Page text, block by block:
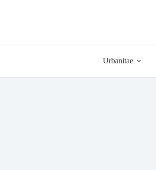
Urbanitae